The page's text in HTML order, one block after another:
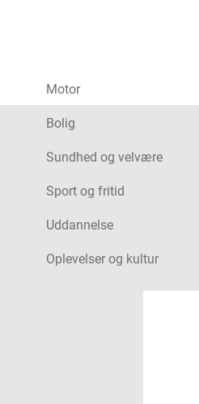
Motor
Bolig
Sundhed og velvære
Sport og fritid
Uddannelse
Oplevelser og kultur